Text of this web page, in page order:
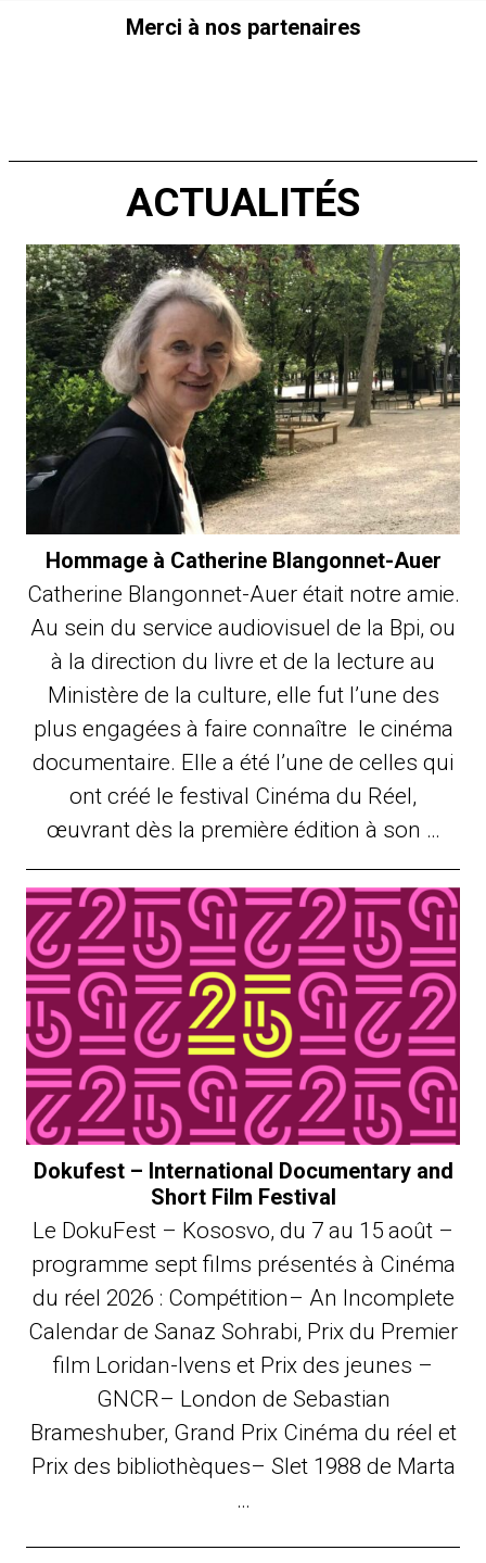
Merci à nos partenaires
ACTUALITÉS
Hommage à Catherine Blangonnet-Auer
Catherine Blangonnet-Auer était notre amie.
Au sein du service audiovisuel de la Bpi, ou
à la direction du livre et de la lecture au
Ministère de la culture, elle fut l’une des
plus engagées à faire connaître le cinéma
documentaire. Elle a été l’une de celles qui
ont créé le festival Cinéma du Réel,
œuvrant dès la première édition à son …
Dokufest – International Documentary and
Short Film Festival
Le DokuFest – Kososvo, du 7 au 15 août –
programme sept films présentés à Cinéma
du réel 2026 : Compétition– An Incomplete
Calendar de Sanaz Sohrabi, Prix du Premier
film Loridan-Ivens et Prix des jeunes –
GNCR– London de Sebastian
Brameshuber, Grand Prix Cinéma du réel et
Prix des bibliothèques– Slet 1988 de Marta
…